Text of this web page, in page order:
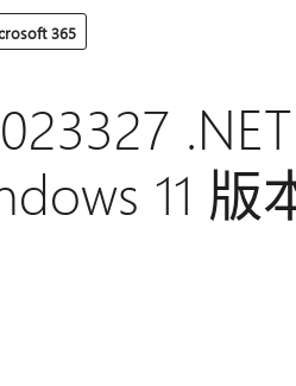
365
.NET
11 版